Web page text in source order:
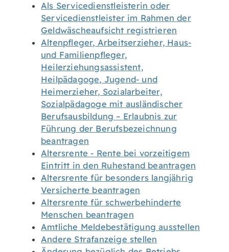
Als Servicedienstleisterin oder
Servicedienstleister im Rahmen der
Geldwäscheaufsicht registrieren
Altenpfleger, Arbeitserzieher, Haus-
und Familienpfleger,
Heilerziehungsassistent,
Heilpädagoge, Jugend- und
Heimerzieher, Sozialarbeiter,
Sozialpädagoge mit ausländischer
Berufsausbildung – Erlaubnis zur
Führung der Berufsbezeichnung
beantragen
Altersrente - Rente bei vorzeitigem
Eintritt in den Ruhestand beantragen
Altersrente für besonders langjährig
Versicherte beantragen
Altersrente für schwerbehinderte
Menschen beantragen
Amtliche Meldebestätigung ausstellen
Andere Strafanzeige stellen